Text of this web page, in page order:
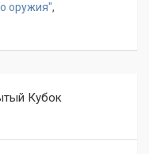
оружия",
Кубок